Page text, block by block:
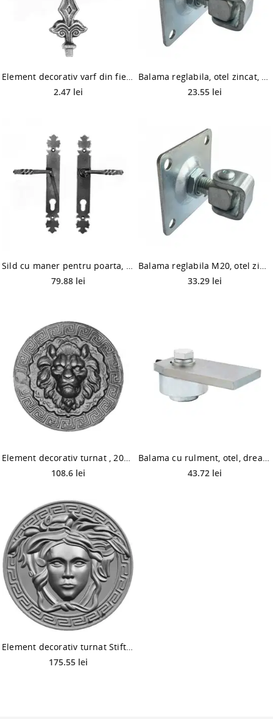
Element decorativ varf din fier forjat , 135 x 55 mm
2.47 lei
Balama reglabila, otel zincat, diametru 16 mm, 80 x 80 mm, 1 buc.
23.55 lei
Sild cu maner pentru poarta, fier forjat, 300 x 40 x 2 mm SET
79.88 lei
Balama reglabila M20, otel zincat, diametru 20 mm, 1 buc.
33.29 lei
Element decorativ turnat , 200 x 5 mm
108.6 lei
Balama cu rulment, otel, dreapta, diametru 50 mm, 1 buc.
43.72 lei
175.55 lei